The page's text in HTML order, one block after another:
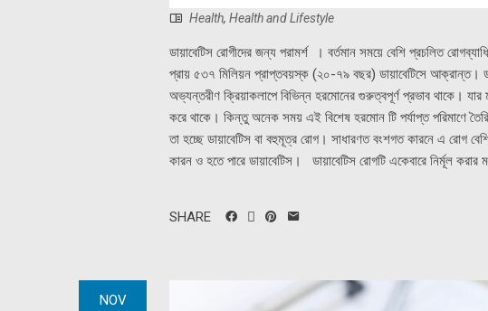
Health, Health and Lifestyle
ডায়াবেটিস রোগীদের জন্য পরামর্শ । বর্তমান সময়ে বেশি প্রচলিত
প্রায় ৫৩৭ মিলিয়ন প্রাপ্তবয়স্ক (২০-৭৯ বছর) ডায়াবেটিসে আক্রান্ত।
অভ্যন্তরীণ ক্রিয়াকলাপে বিভিন্ন হরমোনের গুরুত্বপূর্ণ প্রভাব থাকে।
করে থাকে। কিন্তু অনেক সময় এই বিশেষ হরমোন টি পর্যাপ্ত পরিমাণে
তা হচ্ছে ডায়াবেটিস বা বহুমূত্র রোগ। সাধারণত বংশগত কারনে এ রোগ
কারন ও হতে পারে ডায়াবেটিস। ডায়াবেটিস রোগটি একেবারে নির্মূল
SHARE
NOV